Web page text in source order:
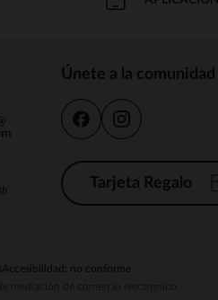
Únete a la comunidad
Tarjeta Regalo
Accesibilidad: no conforme